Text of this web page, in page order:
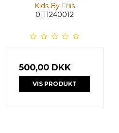
Kids By Friis
0111240012
500,00 DKK
VIS PRODUKT